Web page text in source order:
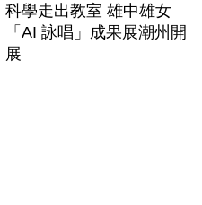
科學走出教室 雄中雄女
「AI 詠唱」成果展潮州開
展